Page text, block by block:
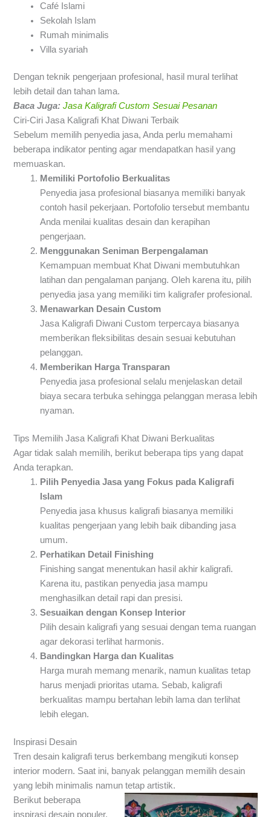
Café Islami
Sekolah Islam
Rumah minimalis
Villa syariah
Dengan teknik pengerjaan profesional, hasil mural terlihat
lebih detail dan tahan lama.
Baca Juga:Jasa Kaligrafi Custom Sesuai Pesanan
Ciri-Ciri Jasa Kaligrafi Khat Diwani Terbaik
Sebelum memilih penyedia jasa, Anda perlu memahami
beberapa indikator penting agar mendapatkan hasil yang
memuaskan.
Memiliki Portofolio Berkualitas
Penyedia jasa profesional biasanya memiliki banyak
contoh hasil pekerjaan. Portofolio tersebut membantu
Anda menilai kualitas desain dan kerapihan
pengerjaan.
Menggunakan Seniman Berpengalaman
Kemampuan membuat Khat Diwani membutuhkan
latihan dan pengalaman panjang. Oleh karena itu, pilih
penyedia jasa yang memiliki tim kaligrafer profesional.
Menawarkan Desain Custom
Jasa Kaligrafi Diwani Custom terpercaya biasanya
memberikan fleksibilitas desain sesuai kebutuhan
pelanggan.
Memberikan Harga Transparan
Penyedia jasa profesional selalu menjelaskan detail
biaya secara terbuka sehingga pelanggan merasa lebih
nyaman.
Tips Memilih Jasa Kaligrafi Khat Diwani Berkualitas
Agar tidak salah memilih, berikut beberapa tips yang dapat
Anda terapkan.
Pilih Penyedia Jasa yang Fokus pada Kaligrafi
Islam
Penyedia jasa khusus kaligrafi biasanya memiliki
kualitas pengerjaan yang lebih baik dibanding jasa
umum.
Perhatikan Detail Finishing
Finishing sangat menentukan hasil akhir kaligrafi.
Karena itu, pastikan penyedia jasa mampu
menghasilkan detail rapi dan presisi.
Sesuaikan dengan Konsep Interior
Pilih desain kaligrafi yang sesuai dengan tema ruangan
agar dekorasi terlihat harmonis.
Bandingkan Harga dan Kualitas
Harga murah memang menarik, namun kualitas tetap
harus menjadi prioritas utama. Sebab, kaligrafi
berkualitas mampu bertahan lebih lama dan terlihat
lebih elegan.
Inspirasi Desain
Tren desain kaligrafi terus berkembang mengikuti konsep
interior modern. Saat ini, banyak pelanggan memilih desain
yang lebih minimalis namun tetap artistik.
Berikut beberapa
inspirasi desain populer.